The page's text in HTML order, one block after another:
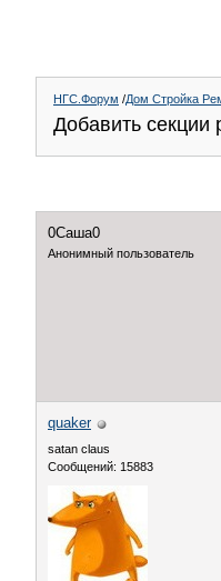
НГС.Форум /Дом Стройка
Добавить секции
0Саша0
Анонимный пользователь
quaker
satan claus
Сообщений: 15883